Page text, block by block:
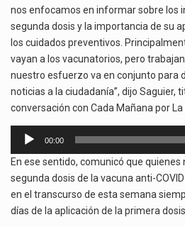
nos enfocamos en informar sobre los
segunda dosis y la importancia de su
los cuidados preventivos.
vayan a los vacunatorios, pero
nuestro esfuerzo va en conjunto para
noticias a la ciudadanía”, dijo Saguier,
conversación con Cada Mañana por La
Reproductor
audio
00:00
En ese sentido, comunicó que
segunda dosis de la vacuna anti-
en el transcurso de esta semana
días de la aplicación de la primera dosis.